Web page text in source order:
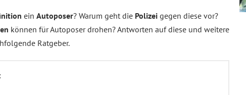
ein Autoposer? Warum geht die Polizei gegen diese vor?
können für Autoposer drohen? Antworten auf diese und weitere
Ratgeber.